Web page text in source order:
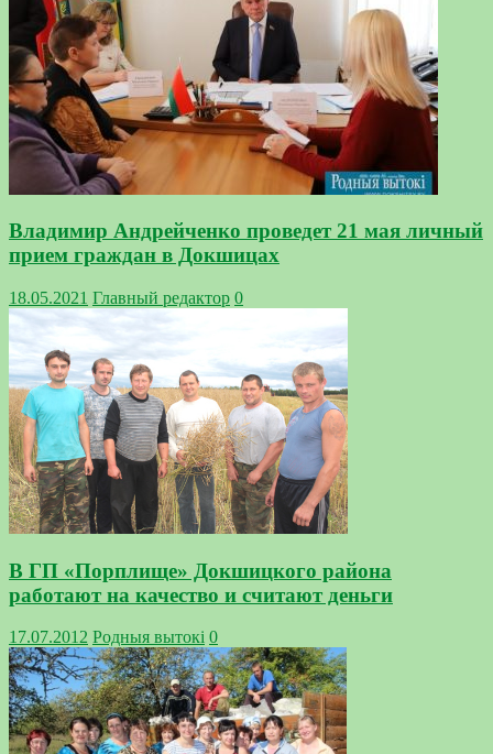
Владимир Андрейченко проведет 21 мая личный
прием граждан в Докшицах
18.05.2021 Главный редактор 0
В ГП «Порплище» Докшицкого района
работают на качество и считают деньги
17.07.2012 Родныя вытокi 0